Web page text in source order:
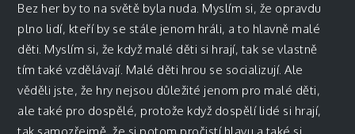
Bez her by to na světě byla nuda. Myslím si, že opravdu
plno lidí, kteří by se stále jenom hráli, a to hlavně malé
děti. Myslím si, že když malé děti si hrají, tak se vlastně
tím také vzdělávají. Malé děti hrou se socializují. Ale
věděli jste, že hry nejsou důležité jenom pro malé děti,
ale také pro dospělé, protože když dospělí lidé si hrají,